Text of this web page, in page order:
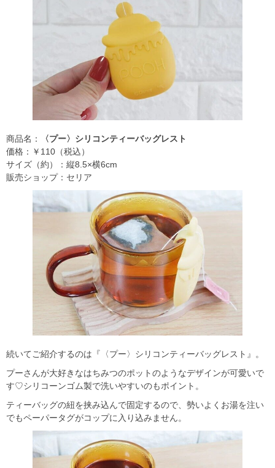
商品名：
〈プー〉シリコンティーバッグレスト
価格：￥110（税込）
サイズ（約）：縦8.5×横6cm
販売ショップ：セリア
続いてご紹介するのは『〈プー〉シリコンティーバッグレスト』。
プーさんが大好きなはちみつのポットのようなデザインが可愛いで
す♡シリコーンゴム製で洗いやすいのもポイント。
ティーバッグの紐を挟み込んで固定するので、勢いよくお湯を注い
でもペーパータグがコップに入り込みません。